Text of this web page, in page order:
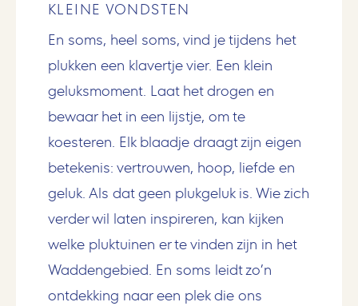
KLEINE VONDSTEN
En soms, heel soms, vind je tijdens het
plukken een klavertje vier. Een klein
geluksmoment. Laat het drogen en
bewaar het in een lijstje, om te
koesteren. Elk blaadje draagt zijn eigen
betekenis: vertrouwen, hoop, liefde en
geluk. Als dat geen plukgeluk is. Wie zich
verder wil laten inspireren, kan kijken
welke pluktuinen er te vinden zijn in het
Waddengebied. En soms leidt zo’n
ontdekking naar een plek die ons